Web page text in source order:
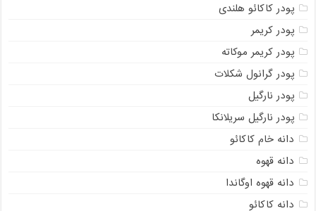
پودر کاکائو هلندی
پودر کریمر
پودر کریمر موکاته
پودر گرانول شکلات
پودر نارگیل
پودر نارگیل سریلانکا
دانه خام کاکائو
دانه قهوه
دانه قهوه اوگاندا
دانه کاکائو